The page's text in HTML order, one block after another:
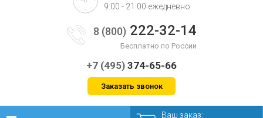
9:00 - 21:00 ежедневно
8 (800) 222-32-14
Бесплатно по России
+7 (495) 374-65-66
Заказать звонок
Ваш заказ: